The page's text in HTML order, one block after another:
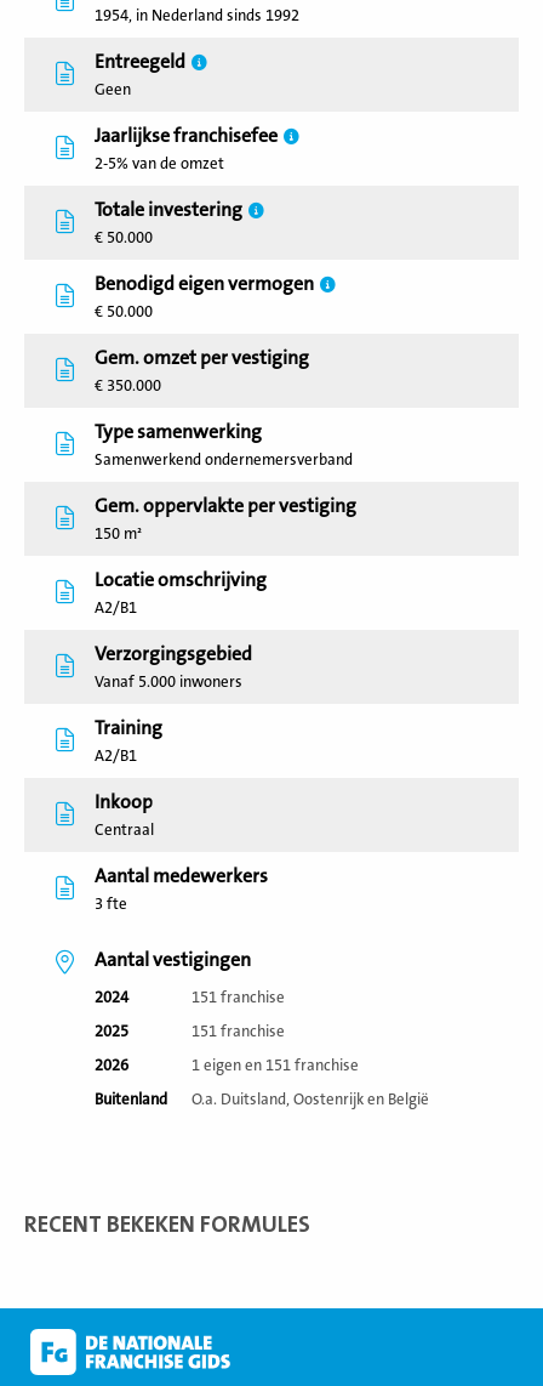
1954, in Nederland sinds 1992
Entreegeld
Geen
Jaarlijkse franchisefee
2-5% van de omzet
Totale investering
€ 50.000
Benodigd eigen vermogen
€ 50.000
Gem. omzet per vestiging
€ 350.000
Type samenwerking
Samenwerkend ondernemersverband
Gem. oppervlakte per vestiging
150 m²
Locatie omschrijving
A2/B1
Verzorgingsgebied
Vanaf 5.000 inwoners
Training
A2/B1
Inkoop
Centraal
Aantal medewerkers
3 fte
Aantal vestigingen
2024
151 franchise
2025
151 franchise
2026
1 eigen en 151 franchise
Buitenland
O.a. Duitsland, Oostenrijk en België
RECENT BEKEKEN FORMULES